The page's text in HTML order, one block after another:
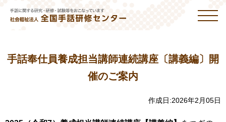
手話奉仕員養成担当講師連続講座〔講義編〕開
催のご案内
作成日:2026年2月05日